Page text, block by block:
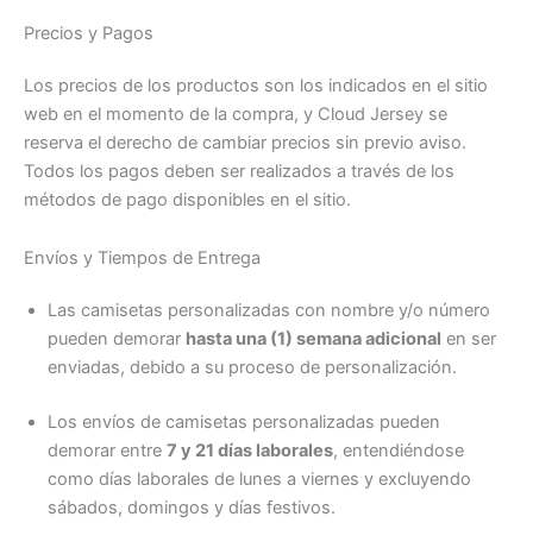
Precios y Pagos
Los precios de los productos son los indicados en el sitio
web en el momento de la compra, y Cloud Jersey se
reserva el derecho de cambiar precios sin previo aviso.
Todos los pagos deben ser realizados a través de los
métodos de pago disponibles en el sitio.
Envíos y Tiempos de Entrega
Las camisetas personalizadas con nombre y/o número
pueden demorar hasta una (1) semana adicional en ser
enviadas, debido a su proceso de personalización.
Los envíos de camisetas personalizadas pueden
demorar entre 7 y 21 días laborales, entendiéndose
como días laborales de lunes a viernes y excluyendo
sábados, domingos y días festivos.